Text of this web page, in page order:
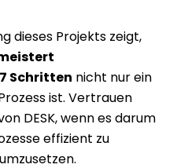
dieses Projekts zeigt,
Schritten nicht nur ein
ist. Vertrauen
DESK, wenn es darum
effizient zu